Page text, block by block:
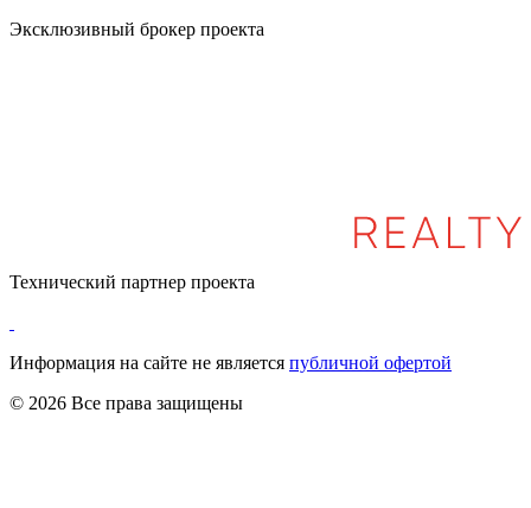
Эксклюзивный брокер проекта
Технический партнер проекта
Информация на сайте не является публичной офертой
© 2026 Все права защищены